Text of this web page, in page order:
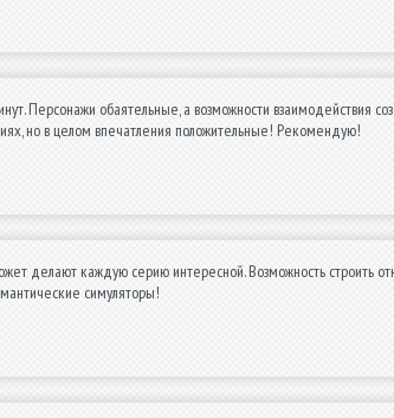
Персонажи обаятельные, а возможности взаимодействия
но в целом впечатления положительные! Рекомендую!
делают каждую серию интересной. Возможность строить
симуляторы!